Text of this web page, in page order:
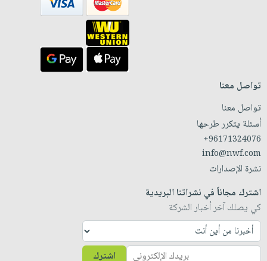
تواصل معنا
تواصل معنا
أسئلة يتكرر طرحها
+96171324076
info@nwf.com
نشرة الإصدارات
اشترك مجاناً في نشراتنا البريدية
كي يصلك آخر أخبار الشركة
اشترك